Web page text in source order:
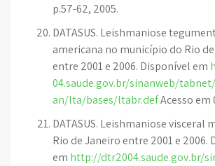
p.57-62, 2005.
DATASUS. Leishmaniose
americana no município do Rio
entre 2001 e 2006. Disponível em
04.saude.gov.br/sinanweb/
an/lta/bases/ltabr.defAcesso em
DATASUS. Leishmaniose visceral
Rio de Janeiro entre 2001 e 2006.
em http://dtr2004.saude.gov.br/